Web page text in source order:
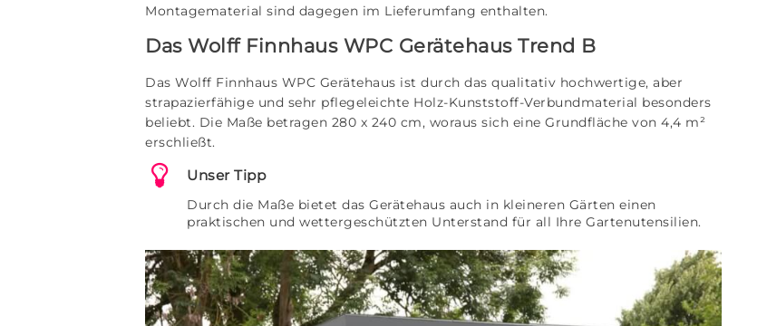
Montagematerial sind dagegen im Lieferumfang enthalten.
Das Wolff Finnhaus WPC Gerätehaus Trend B
Das Wolff Finnhaus WPC Gerätehaus ist durch das qualitativ hochwertige, aber
strapazierfähige und sehr pflegeleichte Holz-Kunststoff-Verbundmaterial besonders
beliebt. Die Maße betragen 280 x 240 cm, woraus sich eine Grundfläche von 4,4 m²
erschließt.
Unser Tipp
Durch die Maße bietet das Gerätehaus auch in kleineren Gärten einen
praktischen und wettergeschützten Unterstand für all Ihre Gartenutensilien.